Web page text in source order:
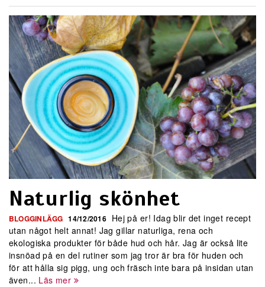
Naturlig skönhet
BLOGGINLÄGG 14/12/2016Hej på er! Idag blir det inget recept
utan något helt annat! Jag gillar naturliga, rena och
ekologiska produkter för både hud och hår. Jag är också lite
insnöad på en del rutiner som jag tror är bra för huden och
för att hålla sig pigg, ung och fräsch inte bara på insidan utan
även... Läs mer